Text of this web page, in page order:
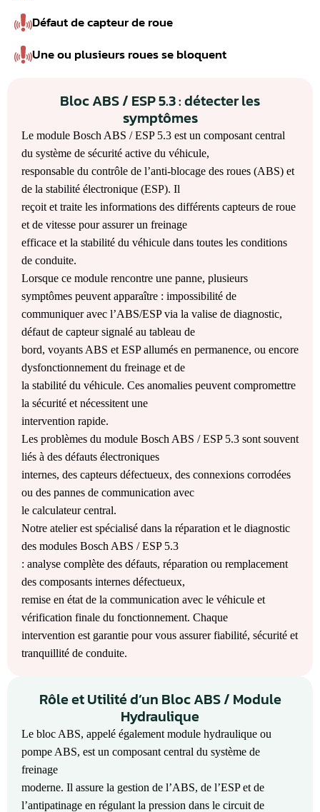
Défaut de capteur de roue
Une ou plusieurs roues se bloquent
Bloc ABS / ESP 5.3 : détecter les
symptômes
Le module Bosch ABS / ESP 5.3 est un composant central
du système de sécurité active du véhicule,
responsable du contrôle de l’anti-blocage des roues (ABS) et
de la stabilité électronique (ESP). Il
reçoit et traite les informations des différents capteurs de roue
et de vitesse pour assurer un freinage
efficace et la stabilité du véhicule dans toutes les conditions
de conduite.
Lorsque ce module rencontre une panne, plusieurs
symptômes peuvent apparaître : impossibilité de
communiquer avec l’ABS/ESP via la valise de diagnostic,
défaut de capteur signalé au tableau de
bord, voyants ABS et ESP allumés en permanence, ou encore
dysfonctionnement du freinage et de
la stabilité du véhicule. Ces anomalies peuvent compromettre
la sécurité et nécessitent une
intervention rapide.
Les problèmes du module Bosch ABS / ESP 5.3 sont souvent
liés à des défauts électroniques
internes, des capteurs défectueux, des connexions corrodées
ou des pannes de communication avec
le calculateur central.
Notre atelier est spécialisé dans la réparation et le diagnostic
des modules Bosch ABS / ESP 5.3
: analyse complète des défauts, réparation ou remplacement
des composants internes défectueux,
remise en état de la communication avec le véhicule et
vérification finale du fonctionnement. Chaque
intervention est garantie pour vous assurer fiabilité, sécurité et
tranquillité de conduite.
Rôle et Utilité d’un Bloc ABS / Module
Hydraulique
Le bloc ABS, appelé également module hydraulique ou
pompe ABS, est un composant central du système de
freinage
moderne. Il assure la gestion de l’ABS, de l’ESP et de
l’antipatinage en régulant la pression dans le circuit de